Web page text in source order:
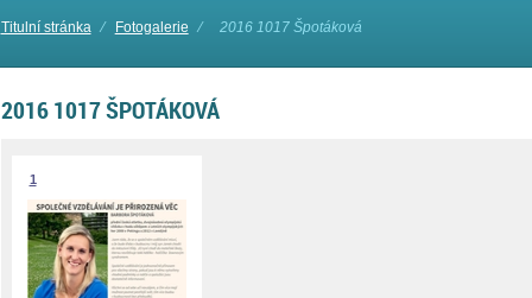
Titulní stránka ⁄ Fotogalerie ⁄ 2016 1017 Špotáková
2016 1017 ŠPOTÁKOVÁ
1